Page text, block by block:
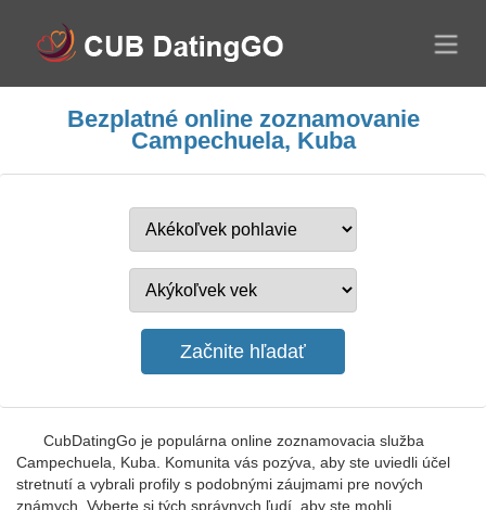
Bezplatné online zoznamovanie
Campechuela, Kuba
CubDatingGo je populárna online zoznamovacia služba
Campechuela, Kuba. Komunita vás pozýva, aby ste uviedli účel
stretnutí a vybrali profily s podobnými záujmami pre nových
známych. Vyberte si tých správnych ľudí, aby ste mohli